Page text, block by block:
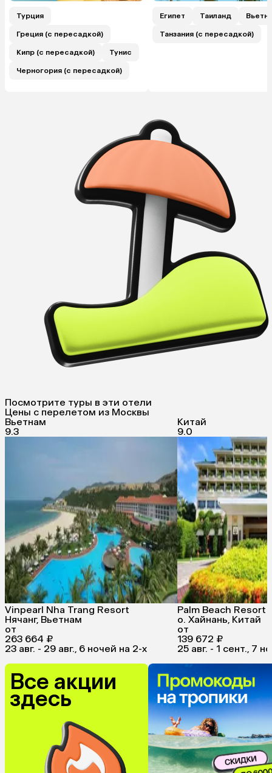
Турция
Греция (с пересадкой)
Кипр (с пересадкой) Тунис
Черногория (с пересадкой)
Египет Таиланд
Танзания (с пересадкой)
Посмотрите туры в эти отели
Цены с перелетом из Москвы
Вьетнам
9.3
Vinpearl Nha Trang Resort
Нячанг, Вьетнам
от
263 664 ₽
23 авг. - 29 авг., 6 ночей на 2-x
Китай
9.0
Palm Beach Resort
о. Хайнань, Китай
от
139 672 ₽
25 авг. - 1 сент., 7
Все акции
здесь